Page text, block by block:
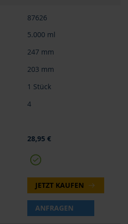
87626
5.000 ml
247 mm
203 mm
1 Stück
4
28,95 €
JETZT KAUFEN
ANFRAGEN